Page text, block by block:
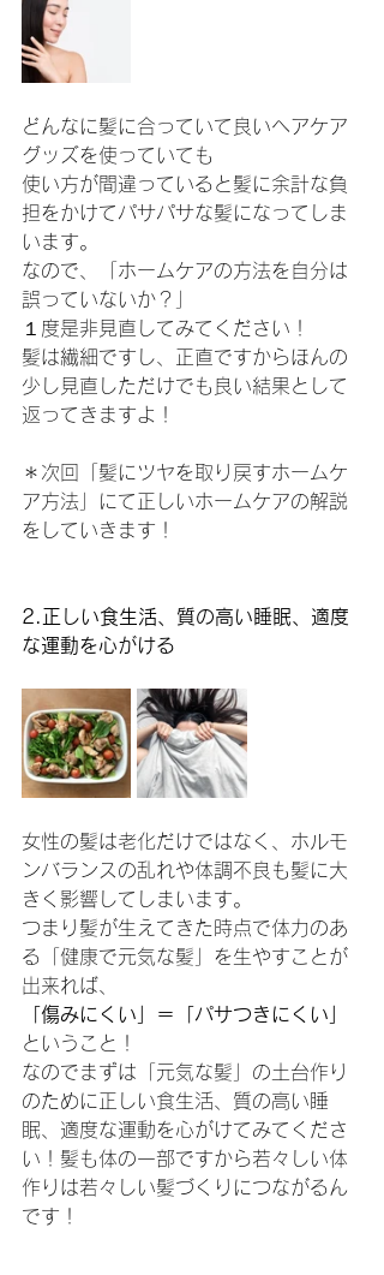
どんなに髪に合っていて良いヘアケア
グッズを使っていても
使い方が間違っていると髪に余計な負
担をかけてパサパサな髪になってしま
います。
なので、「ホームケアの方法を自分は
誤っていないか？」
１度是非見直してみてください！
髪は繊細ですし、正直ですからほんの
少し見直しただけでも良い結果として
返ってきますよ！
＊次回「髪にツヤを取り戻すホームケ
ア方法」にて正しいホームケアの解説
をしていきます！
2.正しい食生活、質の高い睡眠、適度
な運動を心がける
女性の髪は老化だけではなく、ホルモ
ンバランスの乱れや体調不良も髪に大
きく影響してしまいます。
つまり髪が生えてきた時点で体力のあ
る「健康で元気な髪」を生やすことが
出来れば、
「傷みにくい」＝「パサつきにくい」
ということ！
なのでまずは「元気な髪」の土台作り
のために正しい食生活、質の高い睡
眠、適度な運動を心がけてみてくださ
い！髪も体の一部ですから若々しい体
作りは若々しい髪づくりにつながるん
です！